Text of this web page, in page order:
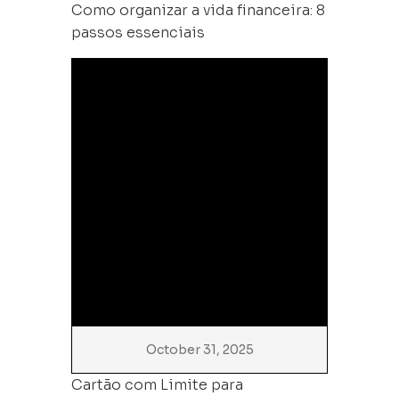
Como organizar a vida financeira: 8
passos essenciais
October 31, 2025
Cartão com Limite para